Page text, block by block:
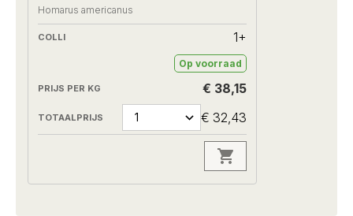
Homarus americanus
1+
Op voorraad
€ 38,15
€ 32,43